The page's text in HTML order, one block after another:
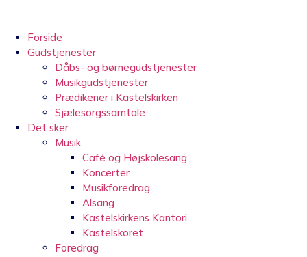
indholdForside
Gudstjenester
Dåbs- og børnegudstjenester
Musikgudstjenester
Prædikener i Kastelskirken
Sjælesorgssamtale
Det sker
Musik
Café og Højskolesang
Koncerter
Musikforedrag
Alsang
Kastelskirkens Kantori
Kastelskoret
Foredrag